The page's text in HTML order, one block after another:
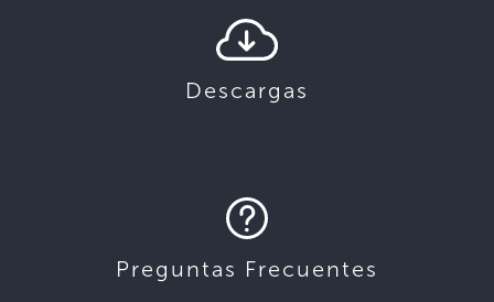
Descargas
Preguntas Frecuentes